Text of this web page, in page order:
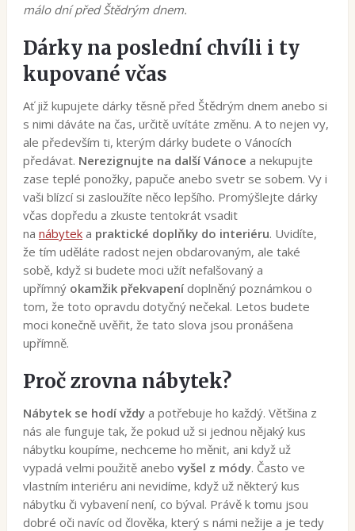
málo dní před Štědrým dnem.
Dárky na poslední chvíli i ty
kupované včas
Ať již kupujete dárky těsně před Štědrým dnem anebo si
s nimi dáváte na čas, určitě uvítáte změnu. A to nejen vy,
ale především ti, kterým dárky budete o Vánocích
předávat. Nerezignujte na další Vánoce a nekupujte
zase teplé ponožky, papuče anebo svetr se sobem. Vy i
vaši blízcí si zasloužíte něco lepšího. Promýšlejte dárky
včas dopředu a zkuste tentokrát vsadit
na nábyteka praktické doplňky do interiéru. Uvidíte,
že tím uděláte radost nejen obdarovaným, ale také
sobě, když si budete moci užít nefalšovaný a
upřímný okamžik překvapenídoplněný poznámkou o
tom, že toto opravdu dotyčný nečekal. Letos budete
moci konečně uvěřit, že tato slova jsou pronášena
upřímně.
Proč zrovna nábytek?
Nábytek se hodí vždya potřebuje ho každý. Většina z
nás ale funguje tak, že pokud už si jednou nějaký kus
nábytku koupíme, nechceme ho měnit, ani když už
vypadá velmi použitě anebo vyšel z módy. Často ve
vlastním interiéru ani nevidíme, když už některý kus
nábytku či vybavení není, co býval. Právě k tomu jsou
dobré oči navíc od člověka, který s námi nežije a je tedy